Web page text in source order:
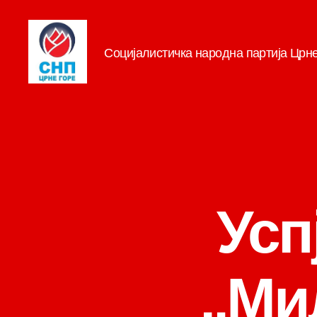
Социјалистичка народна партија